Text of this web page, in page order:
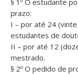
prazo:
I – por até 24
estudantes de
II – por até 12
mestrado.
§ 2º O pedido de